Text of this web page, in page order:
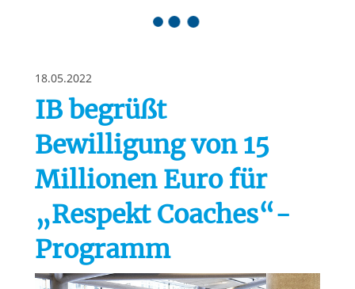
18.05.2022
IB begrüßt
Bewilligung von 15
Millionen Euro für
„Respekt Coaches“-
Programm